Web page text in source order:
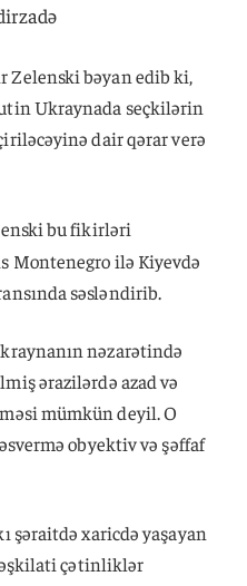
Zelenski bəyan edib ki,
Ukraynada seçkilərin
dair qərar verə
bu fikirləri
Montenegro ilə Kiyevdə
səsləndirib.
nəzarətində
ərazilərdə azad və
mümkün deyil. O
obyektiv və şəffaf
şəraitdə xaricdə yaşayan
çətinliklər